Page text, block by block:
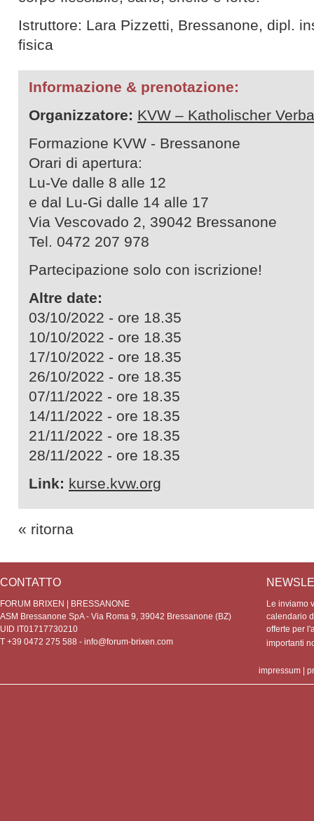
Istruttore: Lara Pizzetti, Bressanone, dipl.
fisica
Informazione & prenotazione:
Organizzatore: KVW – Katholischer
Formazione KVW - Bressanone
Orari di apertura:
Lu-Ve dalle 8 alle 12
e dal Lu-Gi dalle 14 alle 17
Via Vescovado 2, 39042 Bressanone
Tel. 0472 207 978
Partecipazione solo con iscrizione!
Altre date:
03/10/2022 - ore 18.35
10/10/2022 - ore 18.35
17/10/2022 - ore 18.35
26/10/2022 - ore 18.35
07/11/2022 - ore 18.35
14/11/2022 - ore 18.35
21/11/2022 - ore 18.35
28/11/2022 - ore 18.35
Link: kurse.kvw.org
« ritorna
CONTATTO
FORUM BRIXEN | BRESSANONE
ASM Bressanone SpA - Via Roma 9, 39042 Bressanone (BZ)
UID IT01717730210
T +39 0472 275 588 - info@forum-brixen.com
Le inviamo
calendario
offerte per
importanti
impressum